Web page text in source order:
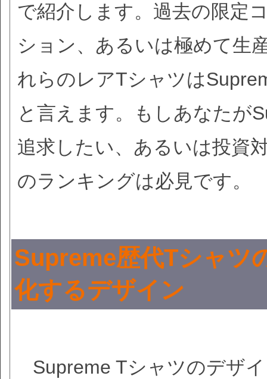
で紹介します。過去の限定
ション、あるいは極めて生
れらのレアTシャツは
と言えます。もしあなたが
追求したい、あるいは投資
のランキングは必見です。
Supreme歴代Tシャツ
化するデザイン
Supreme Tシャツのデザ